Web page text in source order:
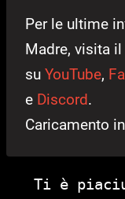
Per le ultime
Madre, visita il
su YouTube,
e Discord.
Caricamento
Ti è